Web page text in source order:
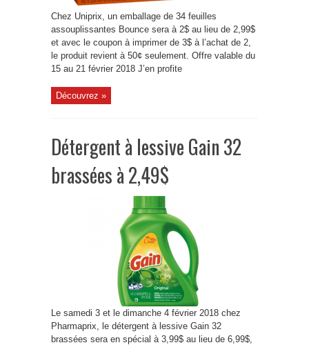
Chez Uniprix, un emballage de 34 feuilles
assouplissantes Bounce sera à 2$ au lieu de 2,99$
et avec le coupon à imprimer de 3$ à l’achat de 2,
le produit revient à 50¢ seulement. Offre valable du
15 au 21 février 2018 J’en profite
Découvrez »
Détergent à lessive Gain 32
brassées à 2,49$
Le samedi 3 et le dimanche 4 février 2018 chez
Pharmaprix, le détergent à lessive Gain 32
brassées sera en spécial à 3,99$ au lieu de 6,99$,